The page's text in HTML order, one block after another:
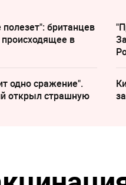
полезет": британцев
происходящее в
одно сражение".
открыл страшную